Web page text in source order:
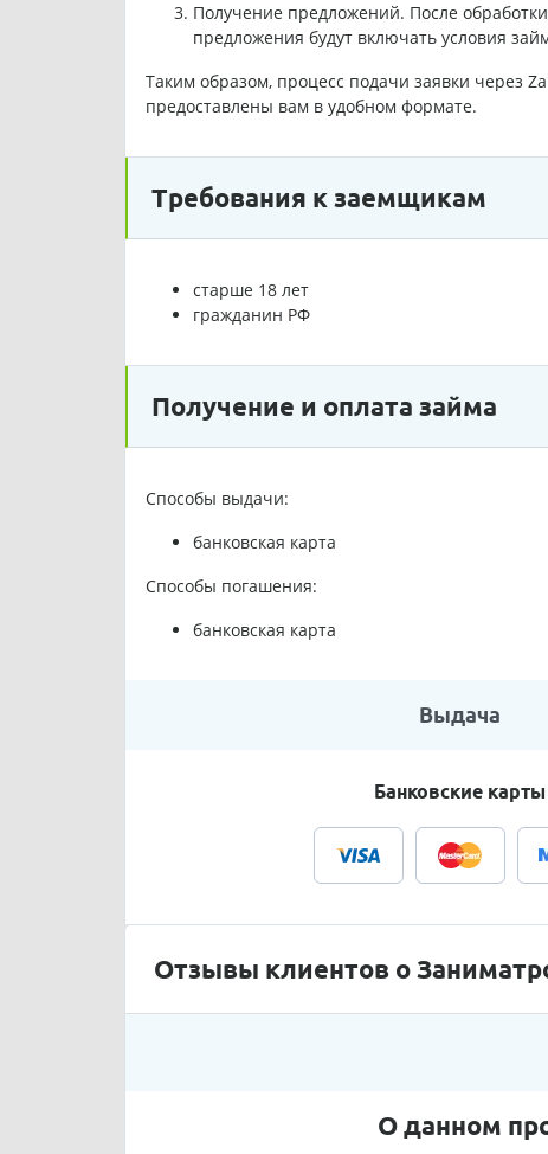
Получение предложений. После
предложения будут включать условия
Таким образом, процесс подачи заявки через
предоставлены вам в удобном формате.
Требования к заемщикам
старше 18 лет
гражданин РФ
Получение и оплата займа
Способы выдачи:
банковская карта
Способы погашения:
банковская карта
Выдача
Банковские карты
Отзывы клиентов о
О данном